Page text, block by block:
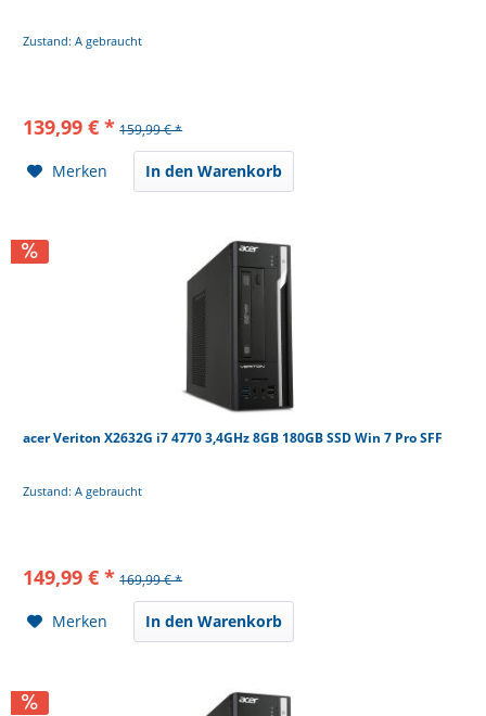
Zustand: A gebraucht
139,99 € * 159,99 € *
Merken In den Warenkorb
acer Veriton X2632G i7 4770 3,4GHz 8GB 180GB SSD Win 7 Pro SFF
Zustand: A gebraucht
149,99 € * 169,99 € *
Merken In den Warenkorb